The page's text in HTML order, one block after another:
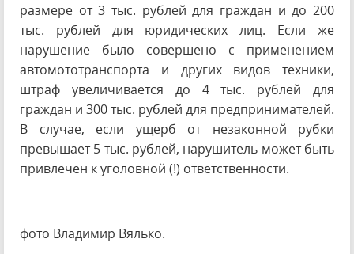
размере от 3 тыс. рублей для граждан и до 200
тыс. рублей для юридических лиц. Если же
нарушение было совершено с применением
автомототранспорта и других видов техники,
штраф увеличивается до 4 тыс. рублей для
граждан и 300 тыс. рублей для предпринимателей.
В случае, если ущерб от незаконной рубки
превышает 5 тыс. рублей, нарушитель может быть
привлечен к уголовной (!) ответственности.
фото Владимир Вялько.